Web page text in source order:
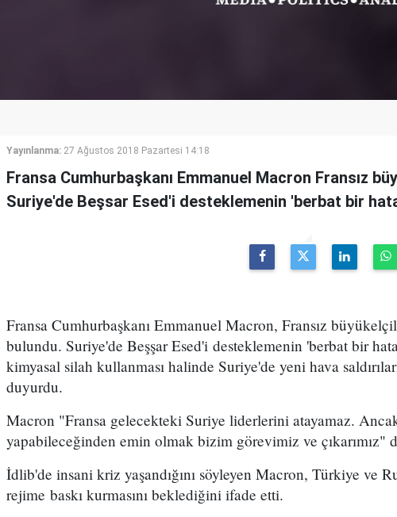
Yayınlanma: 27 Ağustos 2018 Pazartesi 14:18
Fransa Cumhurbaşkanı Emmanuel Macron Fransız
Suriye'de Beşsar Esed'i desteklemenin 'berbat bir
Fransa Cumhurbaşkanı Emmanuel Macron, Fransız
bulundu. Suriye'de Beşşar Esed'i desteklemenin 'berbat bir
kimyasal silah kullanması halinde Suriye'de yeni hava
duyurdu.
Macron "Fransa gelecekteki Suriye liderlerini atayamaz.
yapabileceğinden emin olmak bizim görevimiz ve çıkarımız"
İdlib'de insani kriz yaşandığını söyleyen Macron, Türkiye ve
rejime baskı kurmasını beklediğini ifade etti.